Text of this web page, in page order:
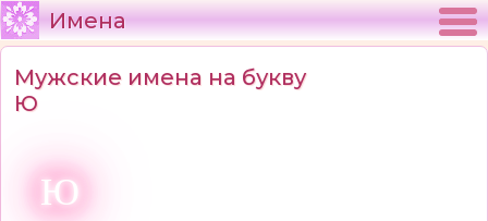
Имена
Мужские имена на букву
Ю
Ю